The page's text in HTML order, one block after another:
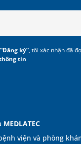
MEDLATEC
viện và phòng
“Đăng ký”, tôi xác nhận đã
tin